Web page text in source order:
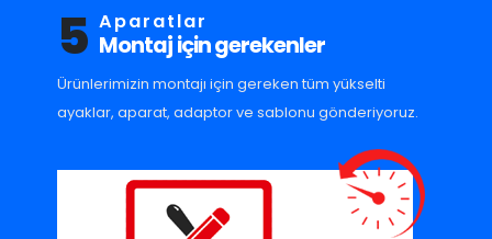
5 Aparatlar
Montaj için gerekenler
Ürünlerimizin montajı için gereken tüm yükselti
ayaklar, aparat, adaptor ve sablonu gönderiyoruz.